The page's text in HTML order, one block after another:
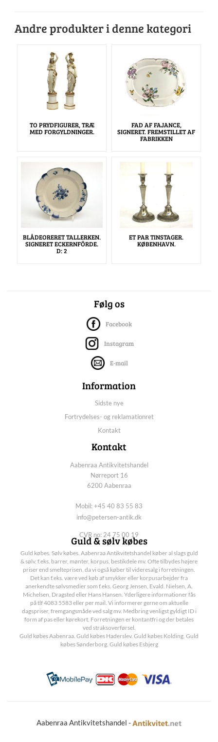
Andre produkter i denne kategori
TO PRYDFIGURER, TRÆ
MED FORGYLDNINGER.
FAD AF FAJANCE,
SIGNERET. FREMSTILLET AF
FABRIKKEN
BLÅDEORERET TALLERKEN.
SIGNERET ECKERNFÖRDE.
D: 2
ET PAR TINSTAGER.
KØBENHAVN.
Følg os
Facebook
Instagram
E-mail
Information
Sidste nye
Fortrydelses- og reklamationret
Kontakt
Kontakt
Aabenraa Antikvitetshandel
Nørreport 16
6200 Aabenraa
Mobil: +45 40 83 55 83
info@petersen-antik.dk
CVR no: 24 75 00 19
Guld & sølv købes
Guld købes. Sølv købes. Aabenraa Antikvitetshandel køber al slags guld
& sølv, f.eks. barrer, mønter, korpus, bestikdele mv. Ofte tilbydes højere
priser end smelteprisen, da vi også køber til videresalg i forretningen.
Det kan f.eks. være ved køb af smykker eller korpusarbejder fra
anerkendte sølvsmedier som f.eks. Georg Jensen, Evald. Nielsen, A.
Michelsen, Dragsted eller Hans Hansen. Yderligere informationer fås
på tlf 4083 5583 eller per mail. Vi informerer gerne om aktuelle
dagspriser, fremgangsmåde ved salg mv. Medbring venligst gyldigt ID i
form af pas eller kørekort. Forretningen er kontantfri og der betales
ved straksoverførsel.
Guld købes Aabenraa. Guld købes Haderslev. Guld købes Kolding. Guld
købes Sønderborg. Guld købes Esbjerg
Aabenraa Antikvitetshandel -